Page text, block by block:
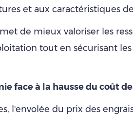
et aux caractéristiques
de mieux valoriser les
tout en sécurisant
face à la hausse du coût
l'envolée du prix des